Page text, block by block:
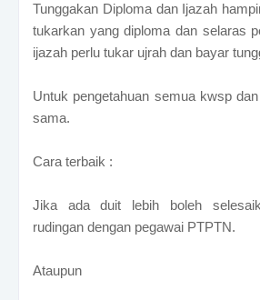
Tunggakan Diploma dan Ijazah
tukarkan yang diploma dan selaras
ijazah perlu tukar ujrah dan bayar
Untuk pengetahuan semua kwsp
sama.
Cara terbaik :
Jika ada duit lebih boleh
rudingan dengan pegawai PTPTN.
Ataupun